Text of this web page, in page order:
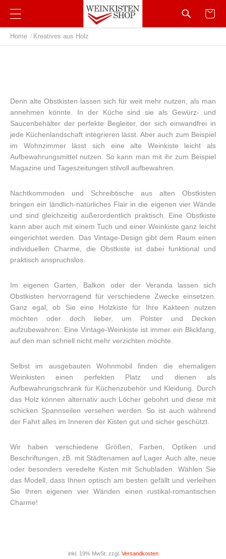
Home / Kreatives aus Holz
Denn alte Obstkisten lassen sich für weit mehr nutzen, als man
annehmen könnte. In der Küche sind sie als Gewürz- und
Saucenbehälter der perfekte Begleiter, der sich einwandfrei in
jede Küchenlandschaft integrieren lässt. Aber auch zum Beispiel
im Wohnzimmer lässt sich eine alte Weinkiste leicht als
Aufbewahrungsmittel nutzen. So kann man mit ihr zum Beispiel
Magazine und Tageszeitungen stilvoll aufbewahren.
Nachtkommoden und Schreibtische aus alten Obstkisten
bringen ein ländlich-natürliches Flair in die eigenen vier Wände
und sind gleichzeitig außerordentlich praktisch. Eine Obstkiste
kann aber auch mit einem Tuch und einer Weinkiste ganz leicht
eingerichtet werden. Das Vintage-Design gibt dem Raum einen
individuellen Charme, die Obstkiste ist dabei funktional und
praktisch anspruchslos.
Im eigenen Garten, Balkon oder der Veranda lassen sich
Obstkisten hervorragend für verschiedene Zwecke einsetzen.
Ganz egal, ob Sie eine Holzkiste für Ihre Kakteen nutzen
möchten oder doch lieber, um Polster und Decken
aufzubewahren: Eine Vintage-Weinkiste ist immer ein Blickfang,
auf den man schnell nicht mehr verzichten möchte.
Selbst im ausgebauten Wohnmobil finden die ehemaligen
Weinkisten einen perfekten Platz und dienen als
Aufbewahrungschrank für Küchenzubehör und Kleidung. Durch
das Holz können alternativ auch Löcher gebohrt und diese mit
schicken Spannseilen versehen werden. So ist auch während
der Fahrt alles im Inneren der Kisten gut und sicher geschützt.
Wir haben verschiedene Größen, Farben, Optiken und
Beschriftungen, zB. mit Städtenamen auf Lager. Auch alte, neue
oder besonders veredelte Kisten mit Schubladen. Wählen Sie
das Modell, dass Ihnen optisch am besten gefällt und verleihen
Sie Ihren eigenen vier Wänden einen rustikal-romantischen
Charme!
inkl. 19% MwSt. zzgl. Versandkosten